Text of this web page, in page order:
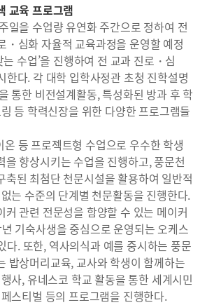
교육 프로그램
일을 수업량 유연화 주간으로 정하여 전
・심화 자율적 교육과정을 운영할 예정
수업’을 진행하여 전 교과 진로・심
한다. 각 대학 입학사정관 초청 진학설명
통한 비전설계활동, 특성화된 방과 후 학
등 학력신장을 위한 다양한 프로그램들
등 프로젝트형 수업으로 우수한 학생
을 향상시키는 수업을 진행하고, 풍문천
축된 최첨단 천문시설을 활용하여 일반적
는 수준의 단계별 천문활동을 진행한다.
커 관련 전문성을 함양할 수 있는 메이커
기숙사생을 중심으로 운영되는 오케스
다. 또한, 역사의식과 예를 중시하는 풍문
밥상머리교육, 교사와 학생이 함께하는
사, 유네스코 학교 활동을 통한 세계시민
스티벌 등의 프로그램을 진행한다.